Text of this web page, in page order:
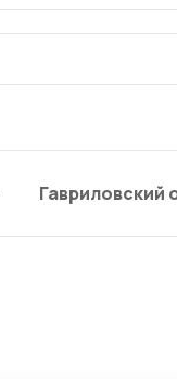
Гавриловский